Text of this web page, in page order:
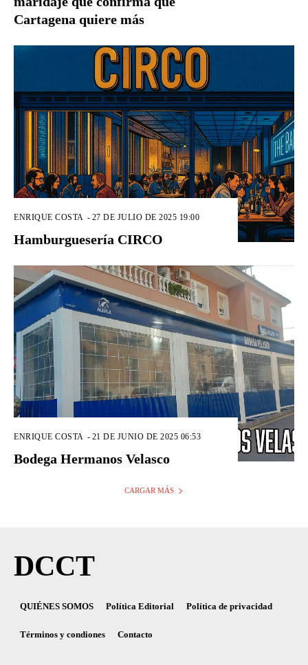
Cartagena quiere más
ENRIQUE COSTA - 27 DE JULIO DE 2025 19:00
Hamburguesería CIRCO
ENRIQUE COSTA - 21 DE JUNIO DE 2025 06:53
Bodega Hermanos Velasco
CARGAR MÁS
DCCT
QUIÉNES SOMOS Política Editorial Política de privacidad
Términos y condiones Contacto